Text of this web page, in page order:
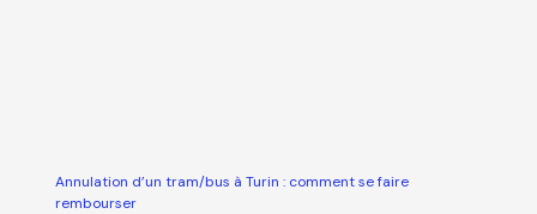
Annulation d’un tram/bus à Turin : comment se faire
rembourser